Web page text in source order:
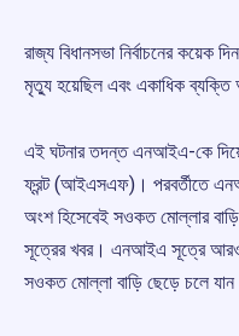
রাজ্য বিধানসভা নির্বাচনের
মৃত্যু হয়েছিল এবং একাধিক
এই ঘটনার তদন্ত এনআইএ-কে দিয়ে
ফ্রন্ট (আইএসএফ)। পরবর্তীতে
অংশ হিসেবেই সওকত মোল্লার বাড়ি
সূত্রের খবর। এনআইএ সূত্রে আরও
সওকত মোল্লা বাড়ি ছেড়ে চলে